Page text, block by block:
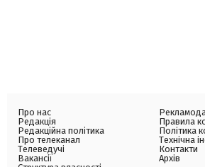
Про нас
Редакція
Редакційна політика
Про телеканал
Телеведучі
Вакансії
Правила
Політика
Технічна
Контакти
Архів